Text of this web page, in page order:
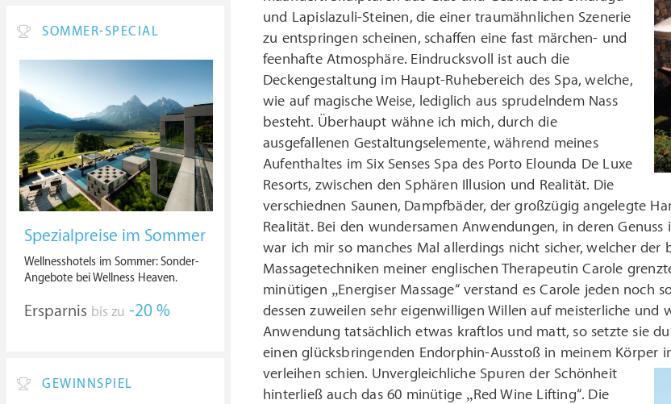
und Lapislazuli-Steinen, die einer traumähnlichen Szenerie
zu entspringen scheinen, schaffen eine fast märchen- und
feenhafte Atmosphäre. Eindrucksvoll ist auch die
Deckengestaltung im Haupt-Ruhebereich des Spa, welche,
wie auf magische Weise, lediglich aus sprudelndem Nass
besteht. Überhaupt wähne ich mich, durch die
ausgefallenen Gestaltungselemente, während meines
Aufenthaltes im Six Senses Spa des Porto Elounda De Luxe
Resorts, zwischen den Sphären Illusion und Realität. Die
verschiednen Saunen, Dampfbäder, der großzügig angelegte
Realität. Bei den wundersamen Anwendungen, in deren
war ich mir so manches Mal allerdings nicht sicher, welcher
Massagetechniken meiner englischen Therapeutin Carole
minütigen „Energiser Massage“ verstand es Carole jeden noch
dessen zuweilen sehr eigenwilligen Willen auf meisterliche und
Anwendung tatsächlich etwas kraftlos und matt, so setzte sie
einen glücksbringenden Endorphin-Ausstoß in meinem Körper
verleihen schien. Unvergleichliche Spuren der Schönheit
hinterließ auch das 60 minütige „Red Wine Lifting“. Die
SOMMER-SPECIAL
Spezialpreise im Sommer
Wellnesshotels im Sommer: Sonder-
Angebote bei Wellness Heaven.
Ersparnis bis zu -20 %
GEWINNSPIEL